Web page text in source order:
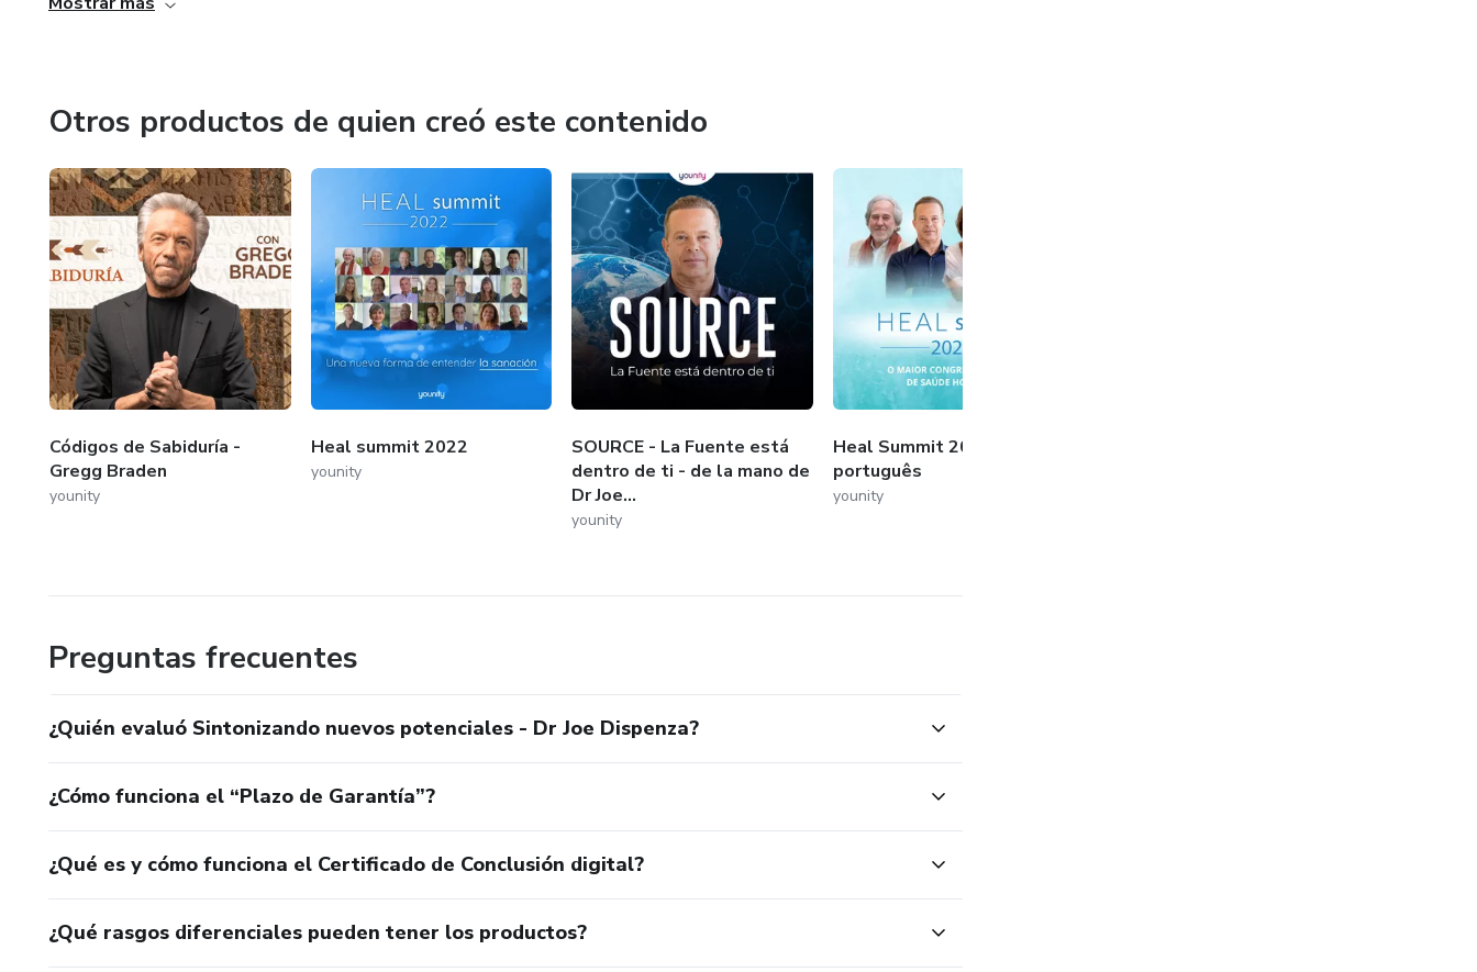
Otros productos de quien creó este contenido
Códigos de Sabiduría -
Gregg Braden
younity
Heal summit 2022
younity
SOURCE - La Fuente está
dentro de ti - de la mano de
Dr Joe...
younity
Heal Summit 2023 em
português
younity
Preguntas frecuentes
¿Quién evaluó Sintonizando nuevos potenciales - Dr Joe Dispenza?
¿Cómo funciona el “Plazo de Garantía”?
¿Qué es y cómo funciona el Certificado de Conclusión digital?
¿Qué rasgos diferenciales pueden tener los productos?